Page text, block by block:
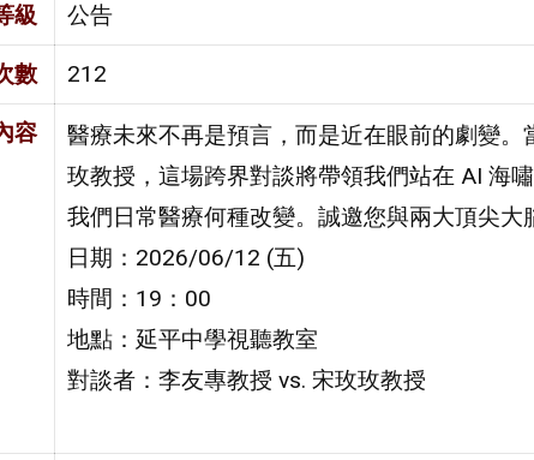
級 公告
數 212
容
醫療未來不再是預言，而是近在眼前的劇變
玫教授，這場跨界對談將帶領我們站在 AI 海
我們日常醫療何種改變。誠邀您與兩大頂尖大
日期：2026/06/12 (五)
時間：19：00
地點：延平中學視聽教室
對談者：李友專教授 vs. 宋玫玫教授